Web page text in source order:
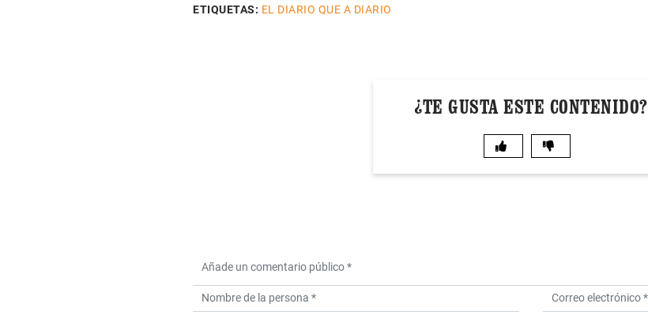
ETIQUETAS: EL DIARIO QUE A DIARIO
¿TE GUSTA ESTE CONTENIDO?